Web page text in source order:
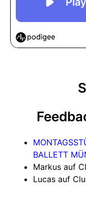
BALLETT
Markus auf
Lucas auf